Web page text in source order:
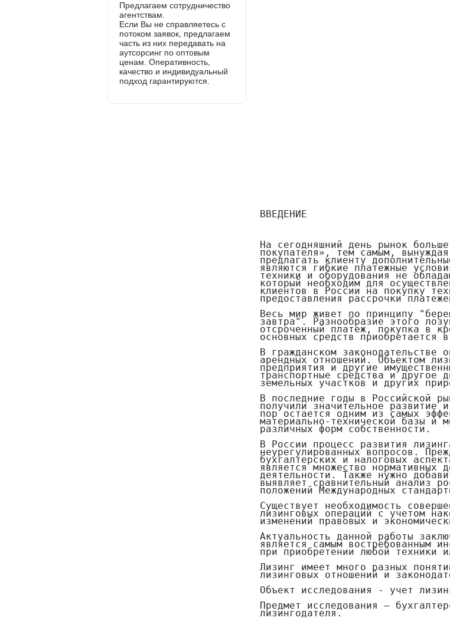
Предлагаем сотрудничество
агентствам.
Если Вы не справляетесь с
потоком заявок, предлагаем
часть из них передавать на
аутсорсинг по оптовым
ценам. Оперативность,
качество и индивидуальный
подход гарантируются.